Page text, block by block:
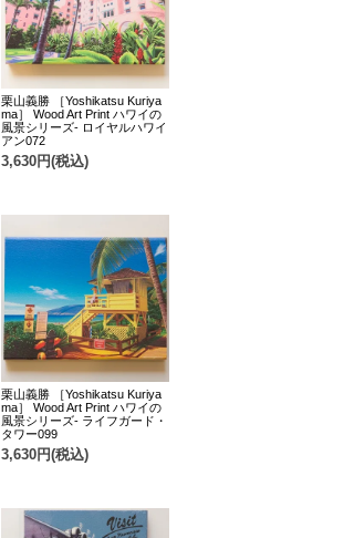
栗山義勝 ［Yoshikatsu Kuriya
ma］ Wood Art Print ハワイの
風景シリーズ- ロイヤルハワイ
アン072
3,630円(税込)
栗山義勝 ［Yoshikatsu Kuriya
ma］ Wood Art Print ハワイの
風景シリーズ- ライフガード・
タワー099
3,630円(税込)